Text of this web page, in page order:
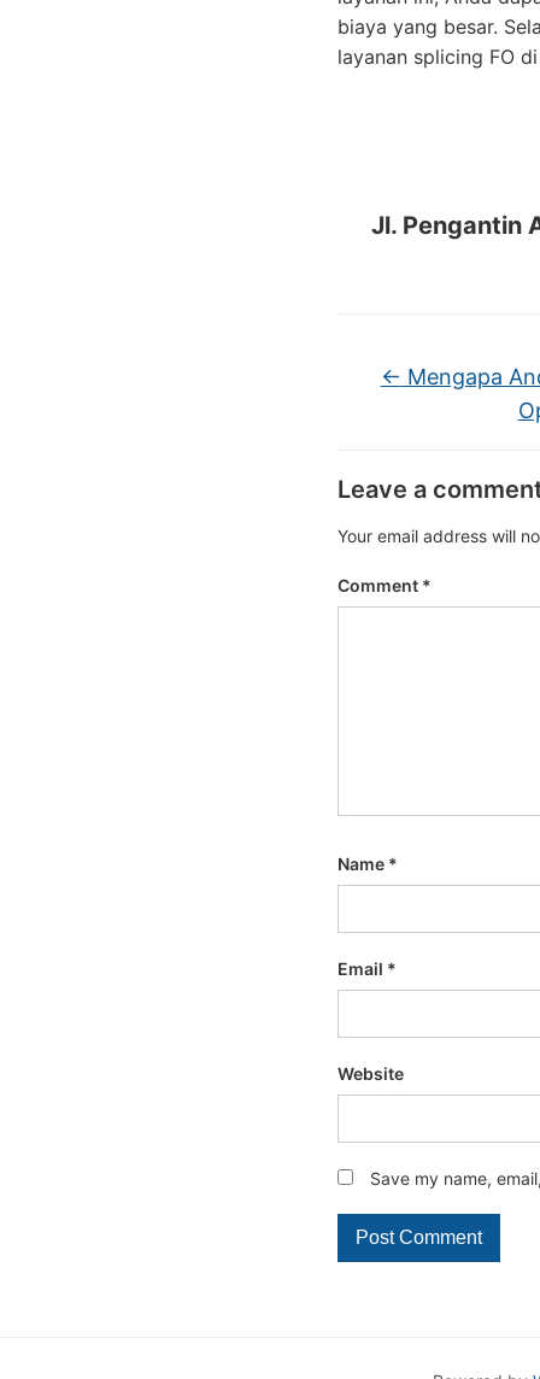
biaya yang besar.
layanan splicing FO
Jl. Pengantin
← Mengapa
Leave a
Your email address will
Comment *
Name *
Email *
Website
Save my name,